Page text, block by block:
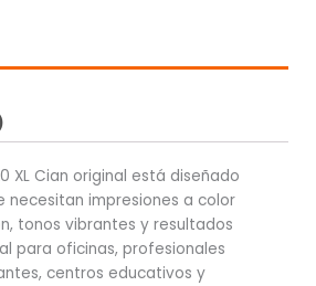
XL Cian original está diseñado
necesitan impresiones a color
tonos vibrantes y resultados
para oficinas, profesionales
centros educativos y